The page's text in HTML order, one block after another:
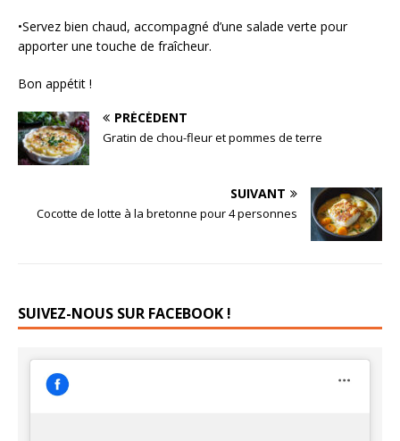
•Servez bien chaud, accompagné d’une salade verte pour
apporter une touche de fraîcheur.
Bon appétit !
PRÉCÉDENT
Gratin de chou-fleur et pommes de terre
SUIVANT
Cocotte de lotte à la bretonne pour 4 personnes
SUIVEZ-NOUS SUR FACEBOOK !